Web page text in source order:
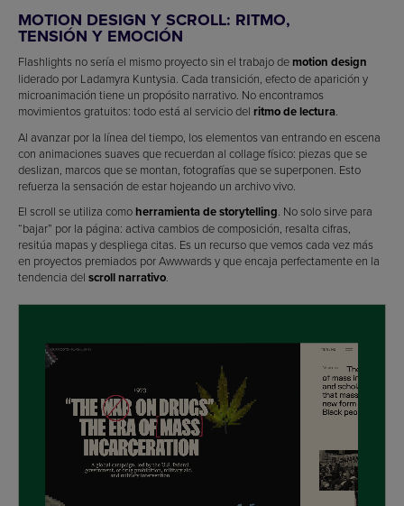
MOTION DESIGN Y SCROLL: RITMO,
TENSIÓN Y EMOCIÓN
Flashlights no sería el mismo proyecto sin el trabajo de motion design
liderado por Ladamyra Kuntysia. Cada transición, efecto de aparición y
microanimación tiene un propósito narrativo. No encontramos
movimientos gratuitos: todo está al servicio del ritmo de lectura.
Al avanzar por la línea del tiempo, los elementos van entrando en escena
con animaciones suaves que recuerdan al collage físico: piezas que se
deslizan, marcos que se montan, fotografías que se superponen. Esto
refuerza la sensación de estar hojeando un archivo vivo.
El scroll se utiliza como herramienta de storytelling. No solo sirve para
“bajar” por la página: activa cambios de composición, resalta cifras,
resitúa mapas y despliega citas. Es un recurso que vemos cada vez más
en proyectos premiados por Awwwards y que encaja perfectamente en la
tendencia del scroll narrativo.